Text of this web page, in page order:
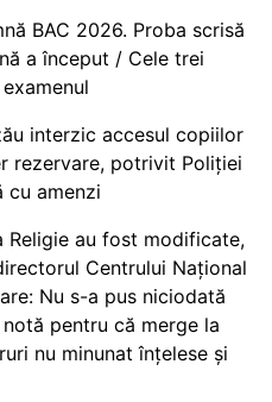
BAC 2026. Proba scrisă
a început / Cele trei
interzic accesul copiilor
rezervare, potrivit Poliției
cu amenzi
Religie au fost modificate,
Centrului Național
Nu s-a pus niciodată
pentru că merge la
nu minunat înțelese și